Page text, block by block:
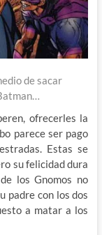
de sacar
ofrecerles la
parece ser pago
Estas se
su felicidad dura
los Gnomos no
padre con los dos
a matar a los